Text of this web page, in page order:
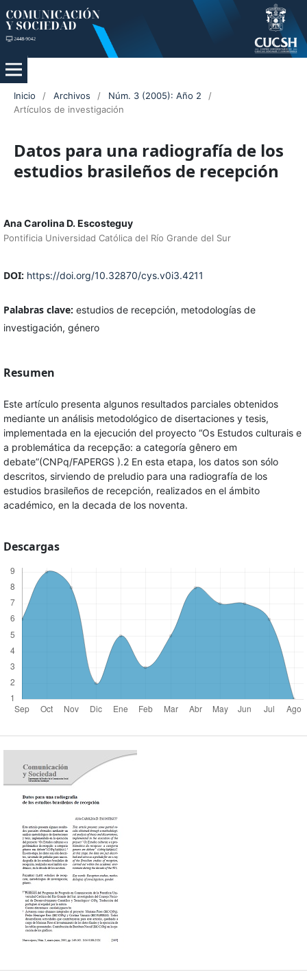
Inicio / Archivos / Núm. 3 (2005): Año 2
/
Artículos de investigación
Datos para una radiografía de los
estudios brasileños de recepción
Ana Carolina D. Escosteguy
Pontificia Universidad Católica del Río Grande del Sur
DOI: https://doi.org/10.32870/cys.v0i3.4211
Palabras clave: estudios de recepción, metodologías de
investigación, género
Resumen
Este artículo presenta algunos resultados parciales obtenidos
mediante un análisis metodológico de disertaciones y tesis,
implementada en la ejecución del proyecto “Os Estudos culturais e
a problemática da recepção: a categoría gênero em
debate”(CNPq/FAPERGS ).2 En esta etapa, los datos son sólo
descritos, sirviendo de preludio para una radiografía de los
estudios brasileños de recepción, realizados en el ámbito
académico, en la decada de los noventa.
Descargas